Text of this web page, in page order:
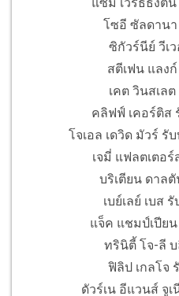
โซอี ซัลดานา
ซิกัวร์นีย์ วีเ
สตีเฟน แลง
เคต วินสเล
คลิฟฟ์ เคอร์ติส
โจเอล เดวิด มัวร์
เจมี่ แฟลตเตอร์
บริเตียน ดาล
เบย์เลย์ เบส
แจ็ค แชมป์เปีย
ทรินิตี้ โจ-ลี
ฟิลิป เกลโจ
ดัวร์เน อีแวนส์ จู